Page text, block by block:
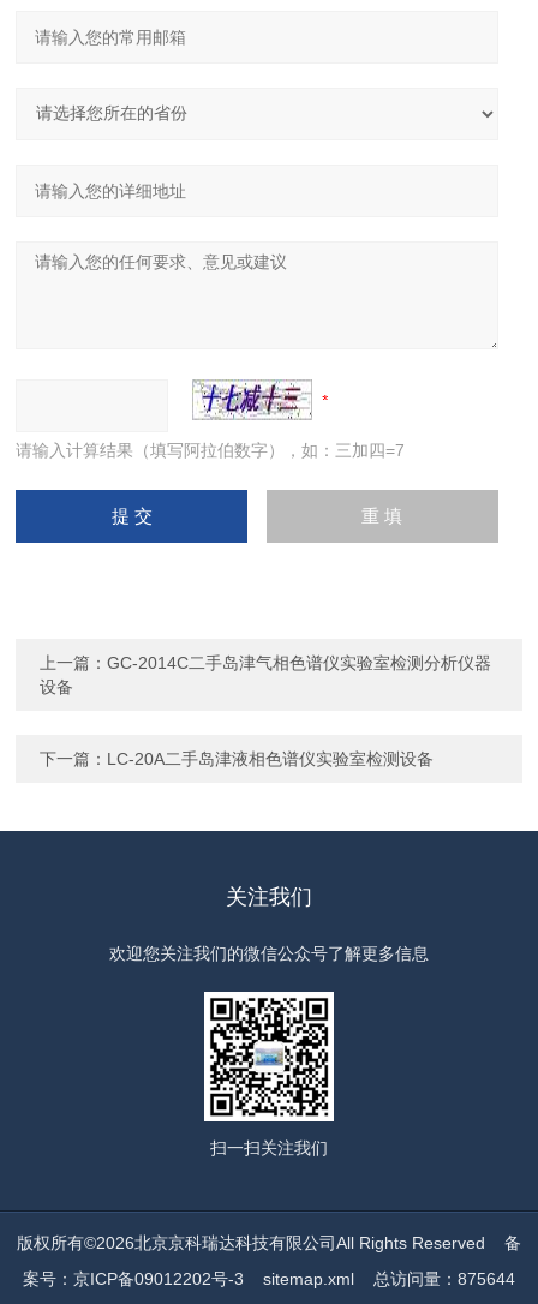
请输入计算结果（填写阿拉伯数字），如：三加四=7
上一篇：GC-2014C二手岛津气相色谱仪实验室检测分析仪器
设备
下一篇： LC-20A二手岛津液相色谱仪实验室检测设备
关注我们
欢迎您关注我们的微信公众号了解更多信息
扫一扫关注我们
版权所有©2026北京京科瑞达科技有限公司All Rights Reserved 备
案号：京ICP备09012202号-3
sitemap.xml总访问量：875644